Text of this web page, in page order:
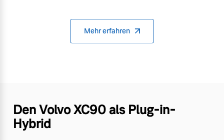
Mehr erfahren
Den Volvo XC90 als Plug-in-
Hybrid